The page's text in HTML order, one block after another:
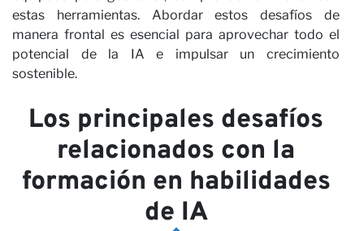
estas herramientas. Abordar estos desafíos de
manera frontal es esencial para aprovechar todo el
potencial de la IA e impulsar un crecimiento
sostenible.
Los principales desafíos
relacionados con la
formación en habilidades
de IA